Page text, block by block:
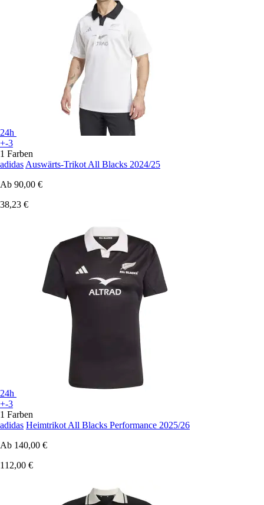
24h
+-3
1 Farben
adidas Auswärts-Trikot All Blacks 2024/25
Ab 90,00 €
38,23 €
24h
+-3
1 Farben
adidas Heimtrikot All Blacks Performance 2025/26
Ab 140,00 €
112,00 €